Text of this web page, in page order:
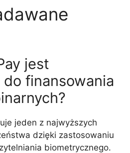
jest
finansowania
jeden z najwyższych
dzięki zastosowaniu
biometrycznego.